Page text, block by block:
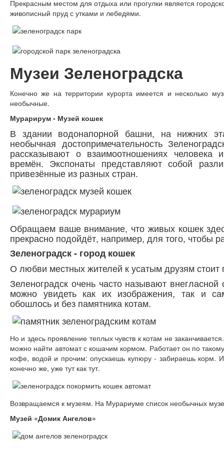
Прекрасным местом для отдыха или прогулки является
живописный пруд с утками и лебедями.
Музеи Зеленоградска
Конечно же на территории курорта имеется и несколько
необычные.
Мурарирум - Музей кошек
В здании водонапорной башни, на нижних
необычная достопримечательность
рассказывают о взаимоотношениях
времён. Экспонаты представляют собой
привезённые из разных стран.
Обращаем ваше внимание, что живых кошек
прекрасно подойдёт, например, для того, чтобы
Зеленоградск - город кошек
О любви местных жителей к усатым друзям стоит
Зеленоградск очень часто называют
можно увидеть как их изображения, так и
обошлось и без памятника котам.
Но и здесь проявление теплых чувств к котам не
можно найти автомат с кошачим кормом. Работает он по
кофе, водой и прочим: опускаешь купюру - забираешь корм.
конечно же, уже тут как тут.
Возвращаемся к музеям. На Мурариуме список необычных
Музей «Домик Ангелов»